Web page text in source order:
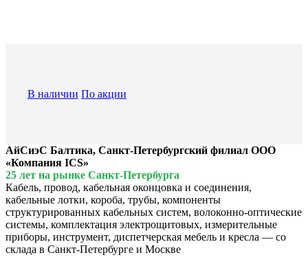
В наличии По акции
АйСиэС Балтика, Санкт-Петербургский филиал ООО
«Компания ICS»
25 лет на рынке Санкт-Петербурга
Кабель, провод, кабельная оконцовка и соединения,
кабельные лотки, короба, трубы, компоненты
структурированных кабельных систем, волоконно-оптические
системы, комплектация электрощитовых, измерительные
приборы, инструмент, диспетчерская мебель и кресла — со
склада в Санкт-Петербурге и Москве